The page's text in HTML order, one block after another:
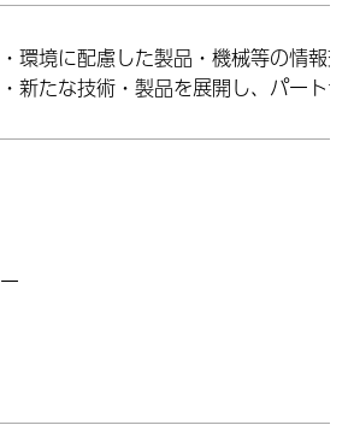
・環境に配慮した製品・機械等の情報交
・新たな技術・製品を展開し、パート
ー